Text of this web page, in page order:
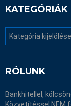
KATEGÓRIÁK
RÓLUNK
Bankhitellel,